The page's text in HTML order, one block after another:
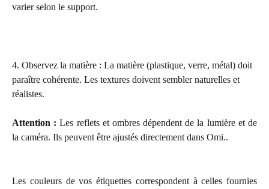
varier selon le support.
4. Observez la matière : La matière (plastique, verre, métal) doit
paraître cohérente. Les textures doivent sembler naturelles et
réalistes.
Attention :Les reflets et ombres dépendent de la lumière et de
la caméra. Ils peuvent être ajustés directement dans Omi..
Les couleurs de vos étiquettes correspondent à celles fournies